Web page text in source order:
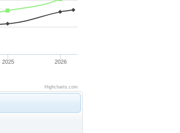
2025 2026
Highcharts.com